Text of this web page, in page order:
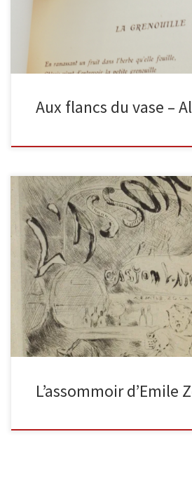
Aux flancs du vase –
Gaston Latouche devient ami d’Emile
l’intérêt de certains thèmes sociaux
lui […]
L’assommoir d’Emile